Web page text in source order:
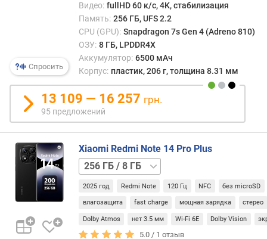
а
в
а
я
п
ь
(
Спросить
Видео: fullHD 60 к/с, 4K, стабилизация
Память: 256 ГБ, UFS 2.2
CPU (GPU): Snapdragon 7s Gen 4 (Adreno 810)
ОЗУ: 8 ГБ, LPDDR4X
Аккумулятор: 6500 мАч
Корпус: пластик, 206 г, толщина 8.31 мм
13 109 — 16 257 грн.
95 предложений
Xiaomi Redmi Note 14 Pro Plus
256 ГБ
/
12 ГБ512 ГБ
12 ГБ
2025 год Redmi Note 120 Гц NFC без microSD
влагозащита fast charge мощная зарядка стерео
Dolby Atmos нет 3.5 мм Wi-Fi 6E Dolby Vision
5.0 / 1 отзыв